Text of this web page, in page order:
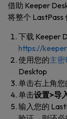
借助 Keeper
将整个 LastPass
下载 Keeper
https://
使用您的主密
Desktop
单击右上角
单击设置>导
输入您的